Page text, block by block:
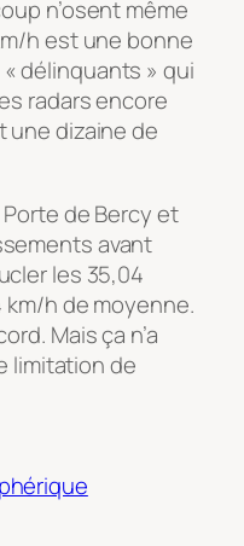
n’osent même
h est une bonne
délinquants » qui
radars encore
une dizaine de
de Bercy et
avant
les 35,04
km/h de moyenne.
Mais ça n’a
limitation de